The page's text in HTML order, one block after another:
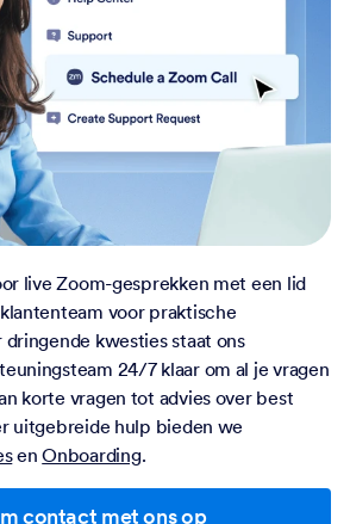
live Zoom-gesprekken met een lid
voor praktische
kwesties staat ons
24/7 klaar om al je vragen
korte vragen tot advies over best
uitgebreide hulp bieden we
enOnboarding.
contact met ons op